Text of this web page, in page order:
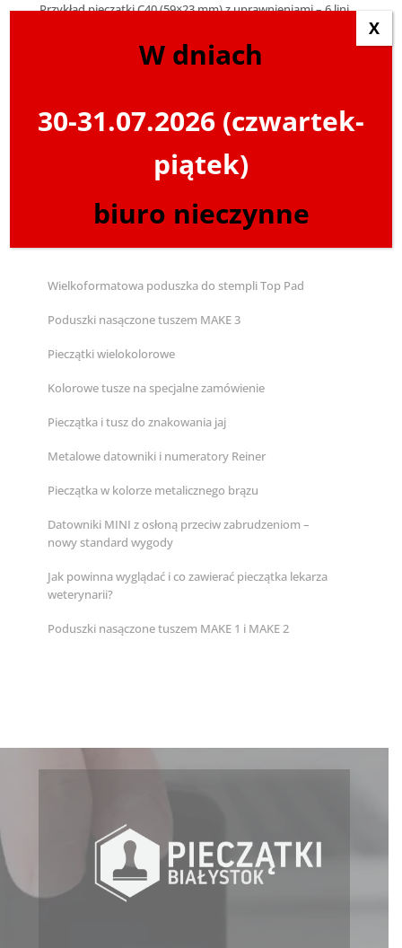
Przykład pieczątki C40 (59×23 mm) z uprawnieniami – 6 lini
Wielkoformatowa poduszka do stempli Top Pad
Poduszki nasączone tuszem MAKE 3
Pieczątki wielokolorowe
Kolorowe tusze na specjalne zamówienie
Pieczątka i tusz do znakowania jaj
Metalowe datowniki i numeratory Reiner
Pieczątka w kolorze metalicznego brązu
Datowniki MINI z osłoną przeciw zabrudzeniom –
nowy standard wygody
Jak powinna wyglądać i co zawierać pieczątka lekarza
weterynarii?
Poduszki nasączone tuszem MAKE 1 i MAKE 2
W dniach
30-31.07.2026 (czwartek-
piątek)
biuro nieczynne
X